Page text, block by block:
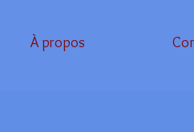
À propos